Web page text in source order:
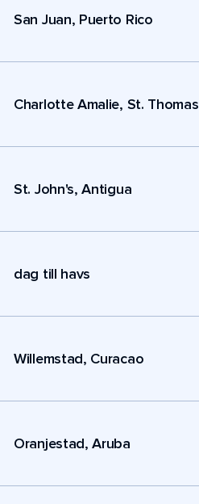
San Juan, Puerto Rico
Charlotte Amalie, St. Thomas
St. John's, Antigua
dag till havs
Willemstad, Curacao
Oranjestad, Aruba